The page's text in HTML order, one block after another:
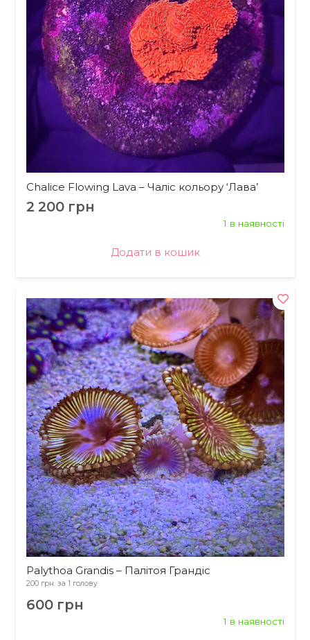
Chalice Flowing Lava – Чаліс кольору ‘Лава’
2 200 грн
1 в наявності
Додати в кошик
Palythoa Grandis – Палітоя Грандіс
200 грн. за 1 голову
600 грн
1 в наявності